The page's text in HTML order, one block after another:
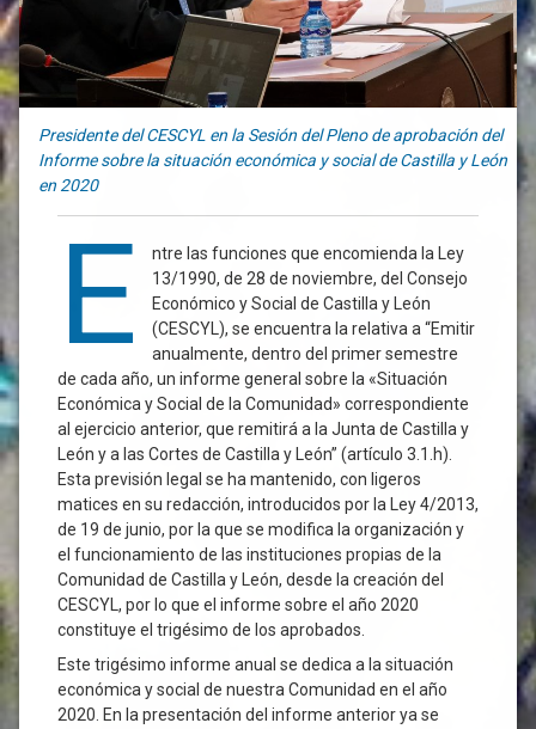
Presidente del CESCYL en la Sesión del Pleno de aprobación del
Informe sobre la situación económica y social de Castilla y León
en 2020
E
ntre las funciones que encomienda la Ley
13/1990, de 28 de noviembre, del Consejo
Económico y Social de Castilla y León
(CESCYL), se encuentra la relativa a “Emitir
anualmente, dentro del primer semestre
de cada año, un informe general sobre la «Situación
Económica y Social de la Comunidad» correspondiente
al ejercicio anterior, que remitirá a la Junta de Castilla y
León y a las Cortes de Castilla y León” (artículo 3.1.h).
Esta previsión legal se ha mantenido, con ligeros
matices en su redacción, introducidos por la Ley 4/2013,
de 19 de junio, por la que se modifica la organización y
el funcionamiento de las instituciones propias de la
Comunidad de Castilla y León, desde la creación del
CESCYL, por lo que el informe sobre el año 2020
constituye el trigésimo de los aprobados.
Este trigésimo informe anual se dedica a la situación
económica y social de nuestra Comunidad en el año
2020. En la presentación del informe anterior ya se